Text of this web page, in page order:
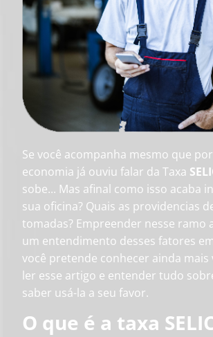
Se você acompanha mesmo que
economia já ouviu falar da Taxa
sobe... Mas afinal como isso acaba
sua oficina? Quais as providencias
tomadas? Empreender nesse ramo
um entendimento desses fatores
você pretende conhecer ainda mais
ler esse artigo e entender tudo
saber usá-la a seu favor.
O que é a taxa